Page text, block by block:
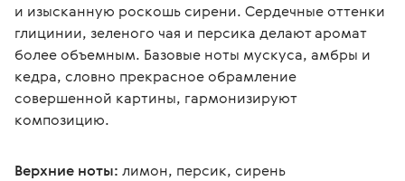
и изысканную роскошь сирени. Сердечные оттенки
глицинии, зеленого чая и персика делают аромат
более объемным. Базовые ноты мускуса, амбры и
кедра, словно прекрасное обрамление
совершенной картины, гармонизируют
композицию.
Верхние ноты: лимон, персик, сирень